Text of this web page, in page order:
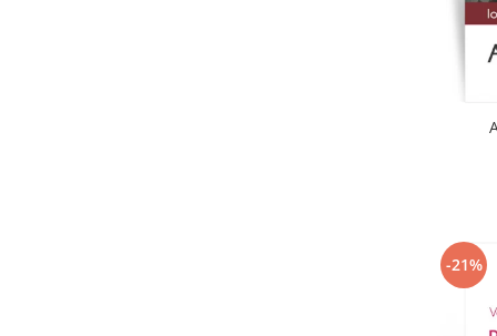
-21%